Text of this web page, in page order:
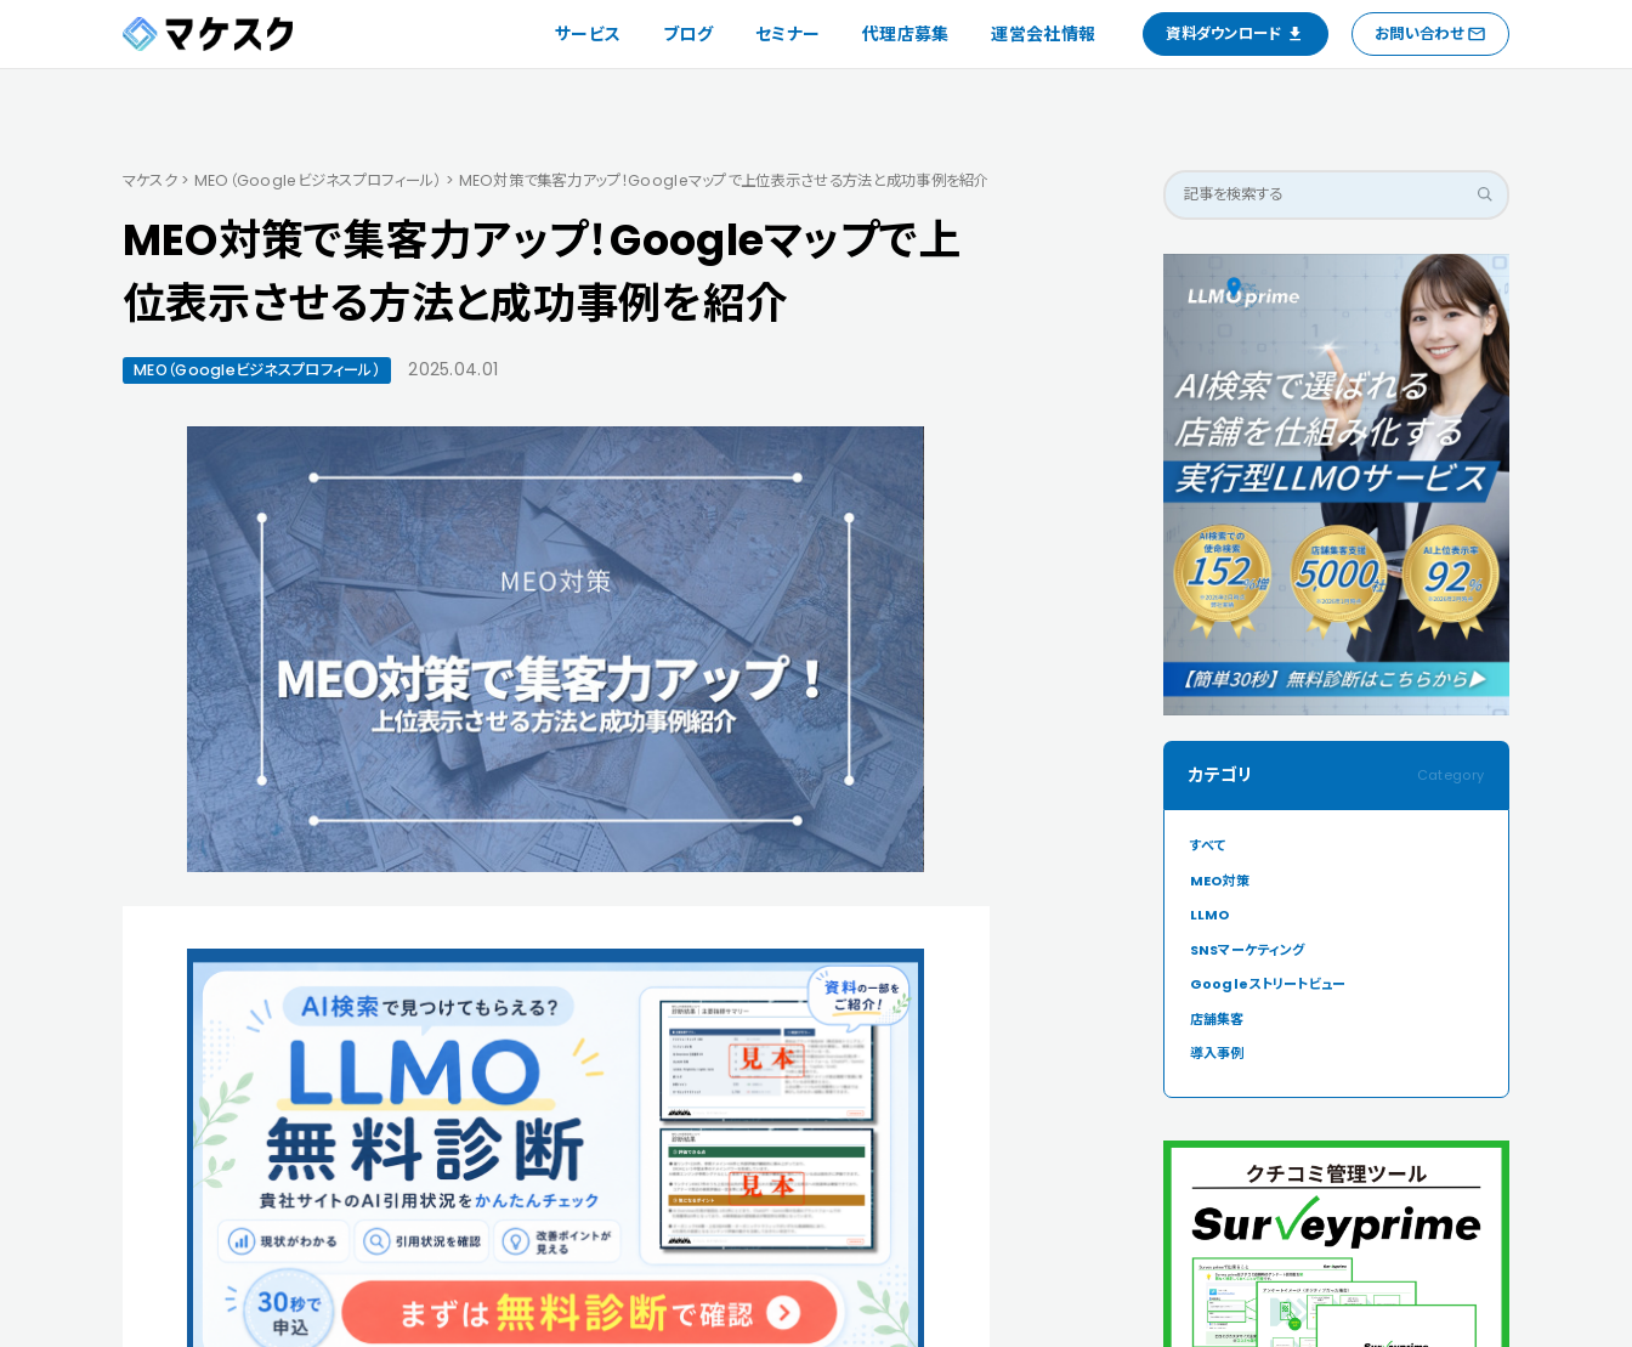
サービス ブログ セミナー 代理店募集 運営会社情報 資料ダウンロード お問い合わせ
マケスク> MEO（Googleビジネスプロフィール） > MEO対策で集客力アップ！Googleマップで上位表示させる方法と成功事例を紹介
MEO対策で集客力アップ！Googleマップで上
位表示させる方法と成功事例を紹介
MEO（Googleビジネスプロフィール） 2025.04.01
カテゴリ
すべて
MEO対策
LLMO
SNSマーケティング
Googleストリートビュー
店舗集客
導入事例